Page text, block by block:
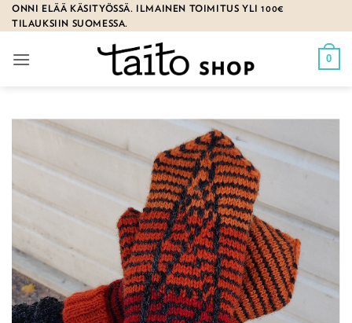
Skip
to
ONNI ELÄÄ KÄSITYÖSSÄ. ILMAINEN TOIMITUS YLI 100€
TILAUKSIIN SUOMESSA.
0